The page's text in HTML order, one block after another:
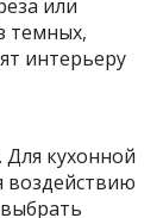
или
темных,
интерьеру
кухонной
воздействию